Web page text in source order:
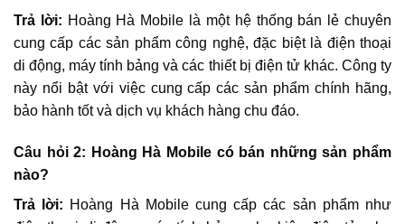
Trả lời: Hoàng Hà Mobile là một hệ thống bán lẻ chuyên
cung cấp các sản phẩm công nghệ, đặc biệt là điện thoại
di động, máy tính bảng và các thiết bị điện tử khác. Công ty
này nổi bật với việc cung cấp các sản phẩm chính hãng,
bảo hành tốt và dịch vụ khách hàng chu đáo.
Câu hỏi 2: Hoàng Hà Mobile có bán những sản phẩm
nào?
Trả lời: Hoàng Hà Mobile cung cấp các sản phẩm như